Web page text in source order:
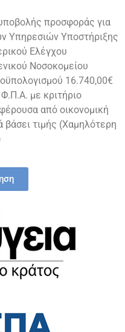
προσφοράς για
Υπηρεσιών Υποστήριξης
Ελέγχου
Νοσοκομείου
16.740,00€
με κριτήριο
από οικονομική
τιμής (Χαμηλότερη